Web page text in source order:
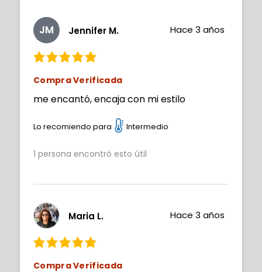
JM Jennifer M. Hace 3 años
Compra Verificada
me encantó, encaja con mi estilo
Lo recomiendo para Intermedio
1 persona encontró esto útil
Maria L. Hace 3 años
Compra Verificada